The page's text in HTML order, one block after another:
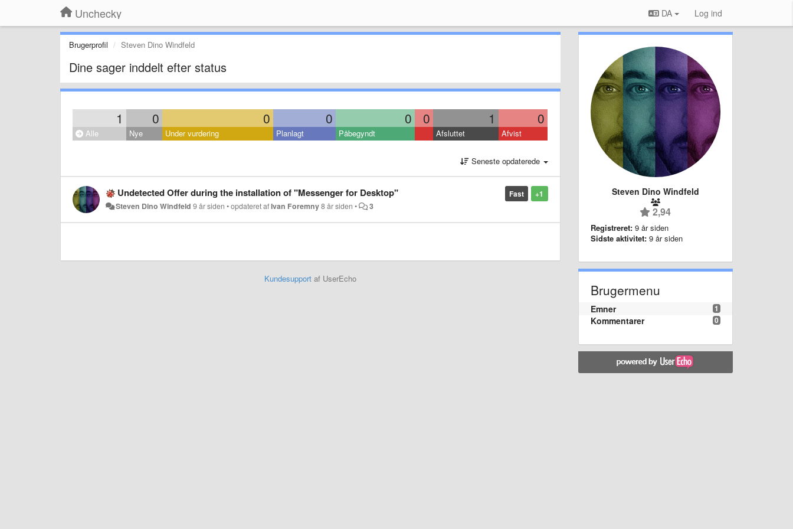
Unchecky DA Log ind
Brugerprofil Steven Dino Windfeld
Dine sager inddelt efter status
1 0 0 0 0 0 1 0
Alle Nye Under vurdering Planlagt Påbegyndt Afsluttet Afvist
Seneste opdaterede
+1
Fast
Undetected Offer during the installation of "Messenger for Desktop"
Steven Dino Windfeld 9 år siden •opdateret afIvan Foremny8 år siden • 3
Kundesupportaf UserEcho
Steven Dino Windfeld
2,94
Registreret: 9 år siden
Sidste aktivitet: 9 år siden
Brugermenu
1
Emner
0
Kommentarer